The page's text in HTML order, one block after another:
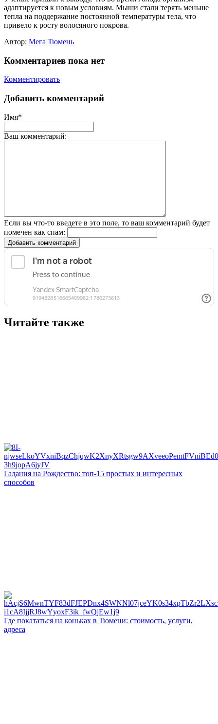
адаптируется к новым условиям. Мыши стали терять меньше
тепла на поддержание постоянной температуры тела, что
привело к росту волосяного покрова.
Автор: Мега Тюмень
Комментариев пока нет
Комментировать
Добавить комментарий
Имя*
Ваш комментарий:
Если вы что-то введете в это поле, то ваш комментарий будет
помечен как спам:
Добавить комментарий
Читайте также
Гадания на Рождество: топ-15 простых и интересных
способов
Где покататься на коньках в Тюмени: стоимость, услуги,
адреса